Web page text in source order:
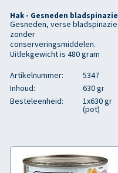
Hak - Gesneden bladspinazie
Gesneden, verse bladspinazie
zonder
conserveringsmiddelen.
Uitlekgewicht is 480 gram
Artikelnummer:
5347
Inhoud:
630 gr
Besteleenheid:
1x630 gr
(pot)